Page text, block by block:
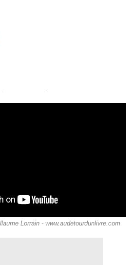
Lorrain - www.audetourdunlivre.com